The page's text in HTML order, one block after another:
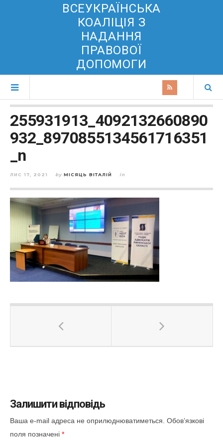
ВСЕУКРАЇНСЬКА
КОАЛІЦІЯ З
НАДАННЯ
ПРАВОВОЇ
ДОПОМОГИ
255931913_4092132660890
932_8970855134561716351
_n
ЛИС 17, 2021 by МІСЯЦЬ ВІТАЛІЙ in
Залишити відповідь
Ваша e-mail адреса не оприлюднюватиметься. Обов’язкові
поля позначені *